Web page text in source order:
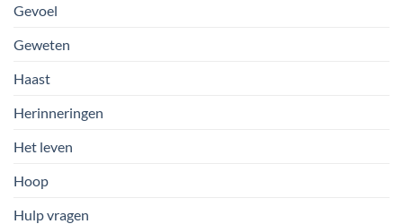
Gevoel
Geweten
Haast
Herinneringen
Het leven
Hoop
Hulp vragen